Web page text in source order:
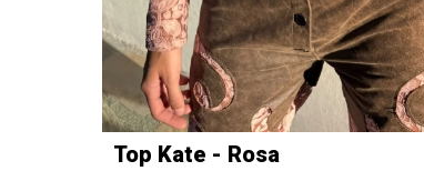
Top Kate - Rosa